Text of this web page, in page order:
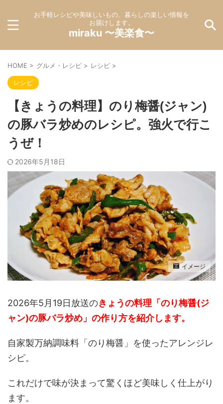
お手軽レシピや美味しいもの、暮らしの楽しい情報を
お届けします。
miraku 〜美楽食〜
HOME > グルメ・レシピ > レシピ >
レシピ
【きょうの料理】のり梅醤(ジャン)
の豚バラ炒めのレシピ。強火で行こ
うぜ！
2026年5月18日
イメージ
2026年5月19日放送のきょうの料理「のり梅醤(ジ
ャン)の豚バラ炒め」の作り方を紹介します。
自家製万納調味料「のり梅醤」を使ったアレンジレ
シピ。
これだけで味が決まって驚くほど美味しく仕上がり
ます。